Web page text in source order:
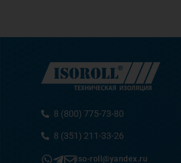
8 (800) 775-73-80
8 (351) 211-33-26
iso-roll@yandex.ru